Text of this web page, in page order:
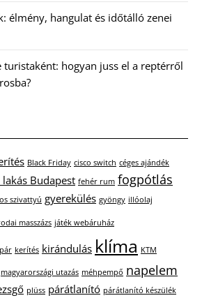
élmény, hangulat és időtálló zenei
turistaként: hogyan juss el a reptérről
Black Friday cisco switch céges ajándék
Budapest fehér rum fogpótlás
szivattyú gyerekülés gyöngy illóolaj
masszázs játék webáruház
kerítés kirándulás klíma KTM
magyarországi utazás méhpempő napelem
plüss párátlanító párátlanító készülék